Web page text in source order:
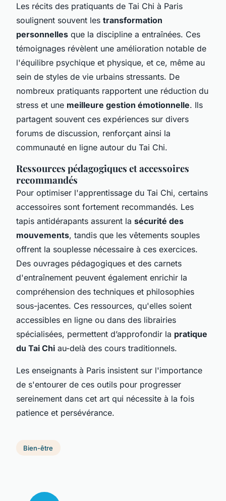
Les récits des pratiquants de Tai Chi à Paris
soulignent souvent les transformation
personnelles que la discipline a entraînées. Ces
témoignages révèlent une amélioration notable de
l'équilibre psychique et physique, et ce, même au
sein de styles de vie urbains stressants. De
nombreux pratiquants rapportent une réduction du
stress et une meilleure gestion émotionnelle. Ils
partagent souvent ces expériences sur divers
forums de discussion, renforçant ainsi la
communauté en ligne autour du Tai Chi.
Ressources pédagogiques et accessoires
recommandés
Pour optimiser l'apprentissage du Tai Chi, certains
accessoires sont fortement recommandés. Les
tapis antidérapants assurent la sécurité des
mouvements, tandis que les vêtements souples
offrent la souplesse nécessaire à ces exercices.
Des ouvrages pédagogiques et des carnets
d'entraînement peuvent également enrichir la
compréhension des techniques et philosophies
sous-jacentes. Ces ressources, qu'elles soient
accessibles en ligne ou dans des librairies
spécialisées, permettent d’approfondir la pratique
du Tai Chi au-delà des cours traditionnels.
Les enseignants à Paris insistent sur l'importance
de s'entourer de ces outils pour progresser
sereinement dans cet art qui nécessite à la fois
patience et persévérance.
Bien-être